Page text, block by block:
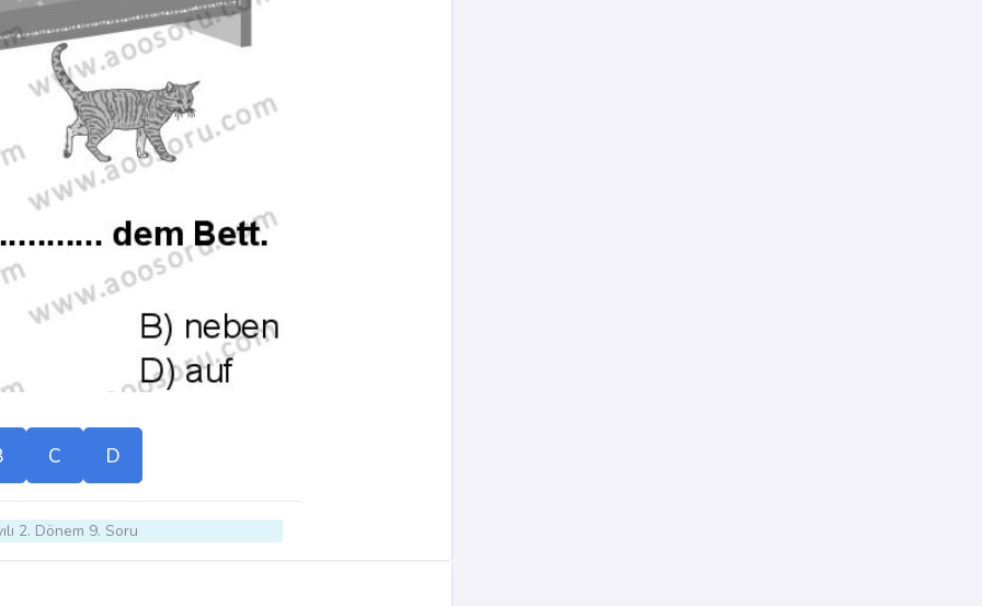
C D
2. Dönem 9. Soru